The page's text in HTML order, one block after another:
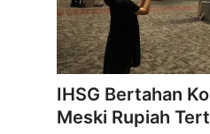
IHSG Bertahan
Meski Rupiah